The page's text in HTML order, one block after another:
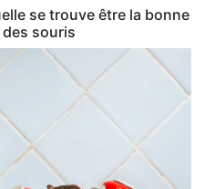
se trouve être la bonne
souris